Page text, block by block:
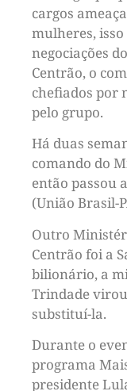
cargos
mulheres,
negociações
Centrão, o
chefiados por
pelo grupo.
Há duas
comando do
então passou
(União Brasil-
Outro
Centrão foi a
bilionário, a
Trindade
substituí-la.
Durante o
programa
presidente